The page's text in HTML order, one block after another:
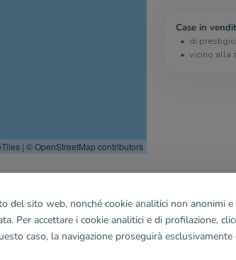
Case in
di prestigio
vicino alla
| © OpenStreetMap contributors
del sito web, nonché cookie analitici non anonimi
Per accettare i cookie analitici e di profilazione,
caso, la navigazione proseguirà